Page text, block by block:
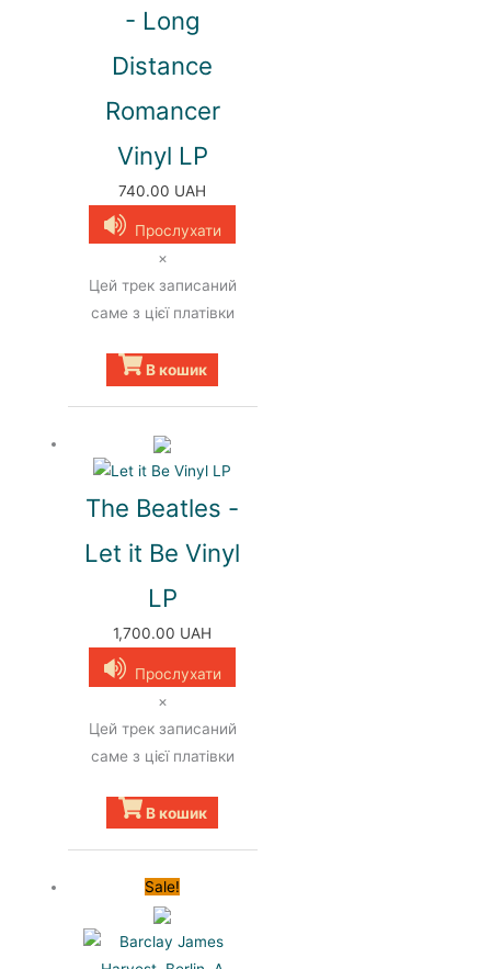
- Long
Distance
Romancer
Vinyl LP
740.00 UAH
Прослухати
×
Цей трек записаний
саме з цієї платівки
В кошик
The Beatles -
Let it Be Vinyl
LP
1,700.00 UAH
Прослухати
×
Цей трек записаний
саме з цієї платівки
В кошик
Sale!